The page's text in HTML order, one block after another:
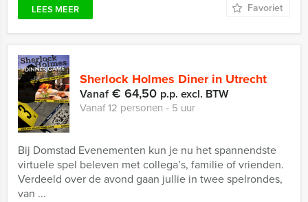
LEES MEER Favoriet
Sherlock Holmes Diner in Utrecht
Vanaf€ 64,50 p.p. excl. BTW
Vanaf 12 personen ‐ 5 uur
Bij Domstad Evenementen kun je nu het spannendste
virtuele spel beleven met collega’s, familie of vrienden.
Verdeeld over de avond gaan jullie in twee spelrondes,
van ...